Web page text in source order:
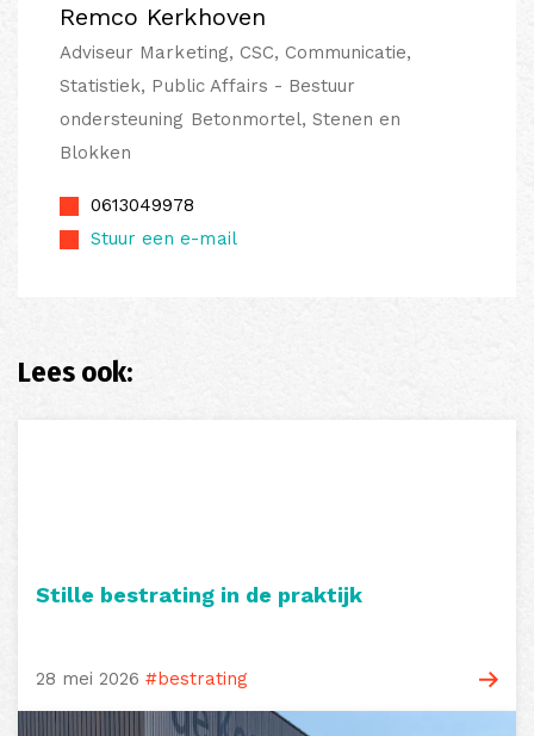
Remco Kerkhoven
Adviseur Marketing, CSC, Communicatie,
Statistiek, Public Affairs - Bestuur
ondersteuning Betonmortel, Stenen en
Blokken
0613049978
Stuur een e-mail
Lees ook:
Stille bestrating in de praktijk
28 mei 2026 #bestrating